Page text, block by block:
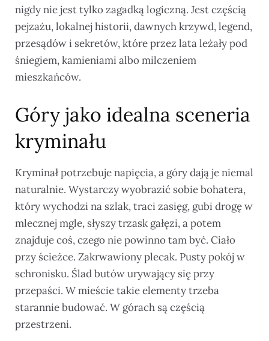
nigdy nie jest tylko zagadką logiczną. Jest częścią
pejzażu, lokalnej historii, dawnych krzywd, legend,
przesądów i sekretów, które przez lata leżały pod
śniegiem, kamieniami albo milczeniem
mieszkańców.
Góry jako idealna sceneria
kryminału
Kryminał potrzebuje napięcia, a góry dają je niemal
naturalnie. Wystarczy wyobrazić sobie bohatera,
który wychodzi na szlak, traci zasięg, gubi drogę w
mlecznej mgle, słyszy trzask gałęzi, a potem
znajduje coś, czego nie powinno tam być. Ciało
przy ścieżce. Zakrwawiony plecak. Pusty pokój w
schronisku. Ślad butów urywający się przy
przepaści. W mieście takie elementy trzeba
starannie budować. W górach są częścią
przestrzeni.